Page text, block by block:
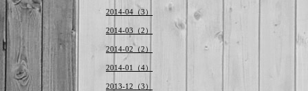
2014-04（3）
2014-03（2）
2014-02（2）
2014-01（4）
2013-12（3）